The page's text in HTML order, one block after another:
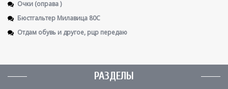
Очки (оправа )
Бюстгальтер Милавица 80С
Отдам обувь и другое, рцр передаю
РАЗДЕЛЫ